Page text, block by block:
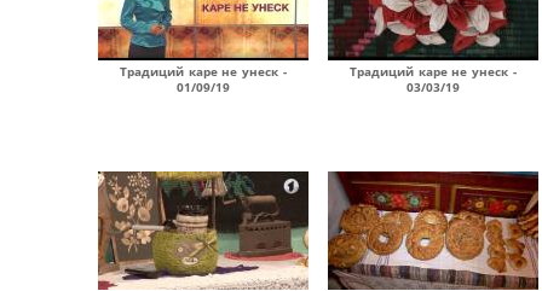
Традиций каре не унеск -
01/09/19
Традиций каре не унеск -
03/03/19